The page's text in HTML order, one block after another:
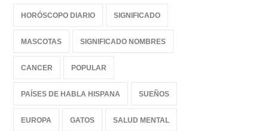
HORÓSCOPO DIARIO SIGNIFICADO
MASCOTAS SIGNIFICADO NOMBRES
CANCER POPULAR
PAÍSES DE HABLA HISPANA SUEÑOS
EUROPA GATOS SALUD MENTAL